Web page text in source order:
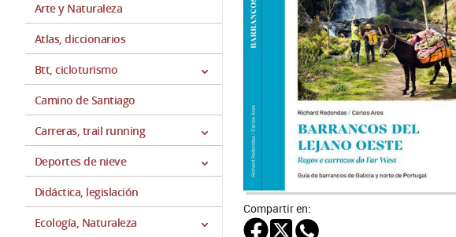
Arte y Naturaleza
Atlas, diccionarios
Btt, cicloturismo
Camino de Santiago
Carreras, trail running
Deportes de nieve
Didáctica, legislación
Ecología, Naturaleza
Compartir en: